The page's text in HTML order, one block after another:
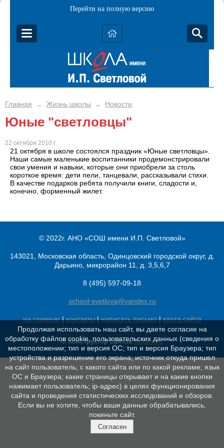
Перейти на полную версию
Главная → Жизнь школы → Новости
Юные "светловцы"
22 октября 2010 г.
21 октября в школе состоялся праздник «Юные светловцы».
Наши самые маленькие воспитанники продемонстрировали
свои умения и навыки, которые они приобрели за столь
короткое время: дети пели, танцевали, рассказывали стихи.
В качестве подарков ребята получили книги, сладости и,
конечно, форменный жилет.
© 2022г. АНО «СОШ имени И.П. Светловой»
143021, Московская область, Одинцовский городской округ, д.
Дарьино, микрорайон 11, д. 3,5,6,7
8 (495) 597-09-18
school-svetlova@yandex.ru
на главную|контакты|написать письмо|карта сайта
© Конструктор сайтовNubex.ru
Продолжая использовать наш сайт, вы даете согласие на
обработку файлов cookie, пользовательских данных (сведения о
местоположении; тип и версия ОС; тип и версия Браузера; тип
устройства и разрешение его экрана; источник откуда пришел
на сайт пользователь; с какого сайта или по какой рекламе; язык
ОС и Браузера; какие страницы открывает и на какие кнопки
нажимает пользователь; ip-адрес) в целях функционирования
сайта и проведения статистических исследований и обзоров.
Если вы не хотите, чтобы ваши данные обрабатывались,
покиньте сайт.
Согласен